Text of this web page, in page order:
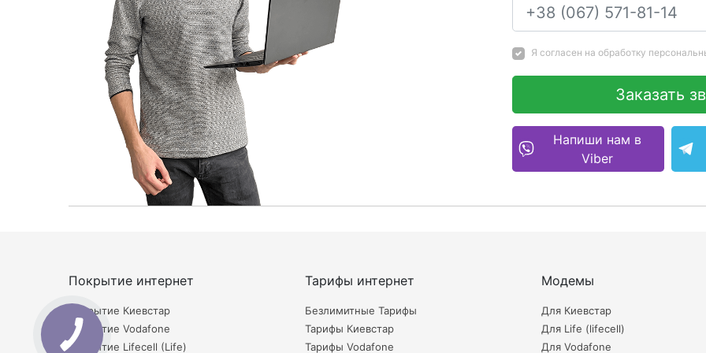
Я согласен на обработку
Заказать
Напиши нам в
Viber
Покрытие интернет
Покрытие Киевстар
Покрытие Vodafone
Покрытие Lifecell (Life)
Тарифы интернет
Безлимитные Тарифы
Тарифы Киевстар
Тарифы Vodafone
Модемы
Для Киевстар
Для Life (lifecell)
Для Vodafone